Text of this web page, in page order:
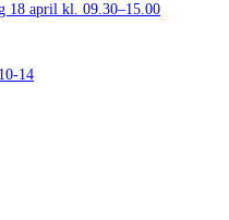
18 april kl. 09.30–15.00
14